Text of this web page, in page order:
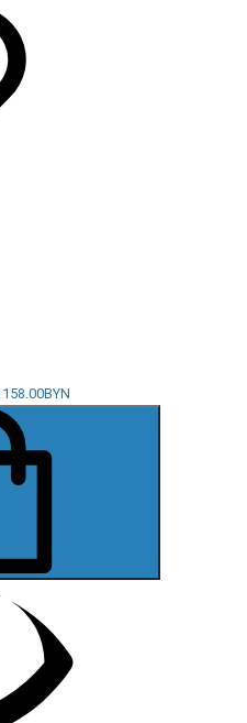
158.00BYN